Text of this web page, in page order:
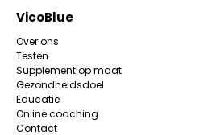
VicoBlue
Over ons
Testen
Supplement op maat
Gezondheidsdoel
Educatie
Online coaching
Contact